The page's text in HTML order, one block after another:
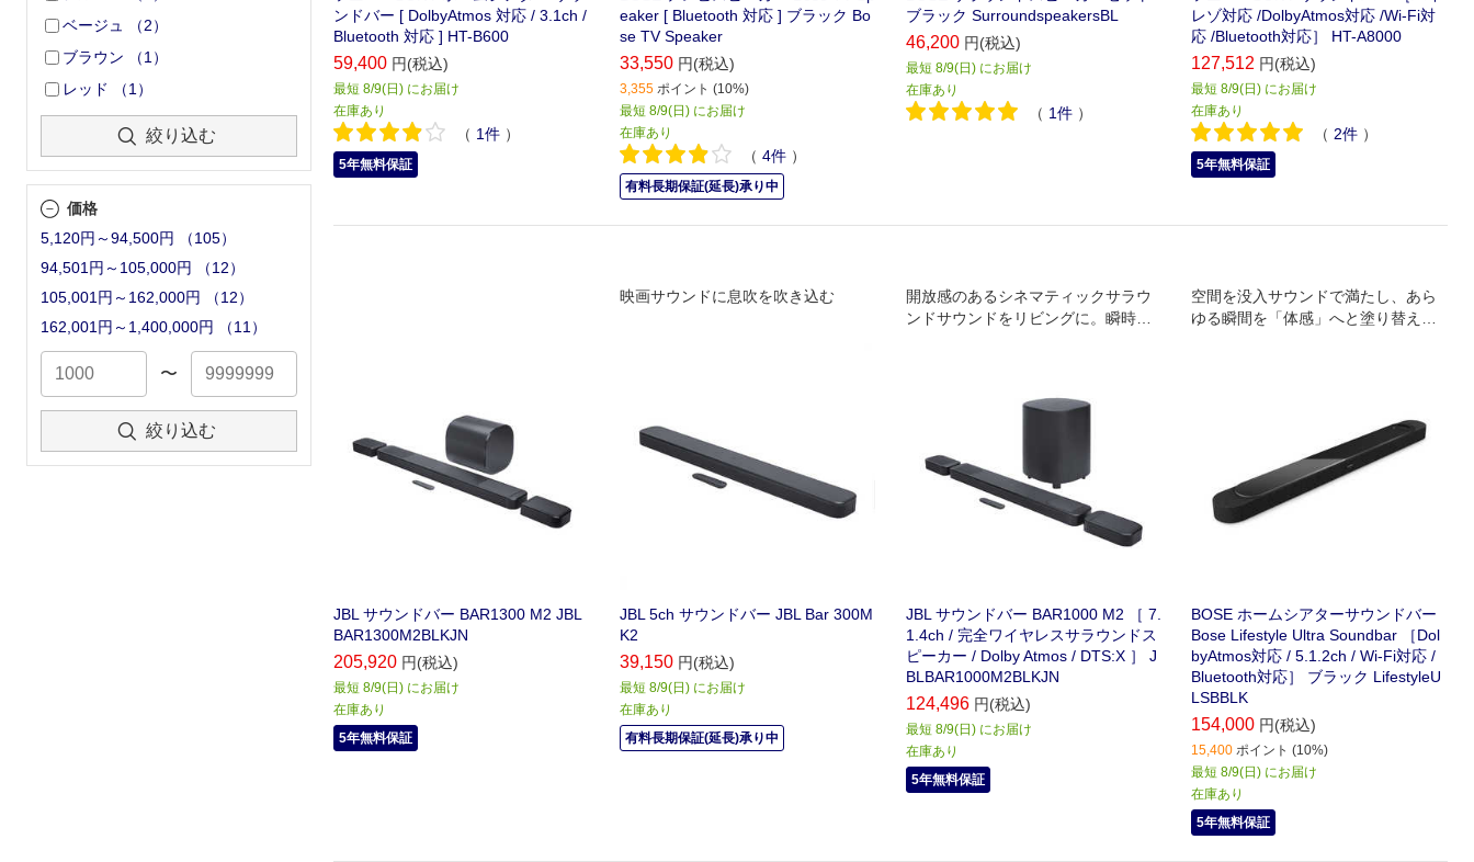
ベージュ
（2）
ブラウン
（1 ）
レッド
（1 ）
絞り込む
価格
5,120円～94,500円
（105）
94,501円～105,000円
（12）
105,001円～162,000円
（12）
162,001円～1,400,000円
（11 ）
〜
絞り込む
ンドバー [ DolbyAtmos 対応 / 3.1ch /
Bluetooth 対応 ] HT-B600
59,400 円(税込)
最短 8/9(日) にお届け
在庫あり
（ 1件 ）
5年無料保証
eaker [ Bluetooth 対応 ] ブラック Bo
se TV Speaker
33,550 円(税込)
3,355 ポイント (10%)
最短 8/9(日) にお届け
在庫あり
（ 4件 ）
有料長期保証(延長)承り中
ブラック SurroundspeakersBL
46,200 円(税込)
最短 8/9(日) にお届け
在庫あり
（ 1件 ）
レゾ対応 /DolbyAtmos対応 /Wi-Fi対
応 /Bluetooth対応］ HT-A8000
127,512 円(税込)
最短 8/9(日) にお届け
在庫あり
（ 2件 ）
5年無料保証
JBL サウンドバー BAR1300 M2 JBL
BAR1300M2BLKJN
205,920 円(税込)
最短 8/9(日) にお届け
在庫あり
5年無料保証
映画サウンドに息吹を吹き込む
JBL 5ch サウンドバー JBL Bar 300M
K2
39,150 円(税込)
最短 8/9(日) にお届け
在庫あり
有料長期保証(延長)承り中
開放感のあるシネマティックサラウ
ンドサウンドをリビングに。瞬時に
JBL サウンドバー BAR1000 M2 ［ 7.
1.4ch / 完全ワイヤレスサラウンドス
ピーカー / Dolby Atmos / DTS:X ］ J
BLBAR1000M2BLKJN
124,496 円(税込)
最短 8/9(日) にお届け
在庫あり
5年無料保証
空間を没入サウンドで満たし、あら
ゆる瞬間を「体感」へと塗り替えるB
BOSE ホームシアターサウンドバー
Bose Lifestyle Ultra Soundbar ［Dol
byAtmos対応 / 5.1.2ch / Wi-Fi対応 /
Bluetooth対応］ ブラック LifestyleU
LSBBLK
154,000 円(税込)
15,400 ポイント (10%)
最短 8/9(日) にお届け
在庫あり
5年無料保証